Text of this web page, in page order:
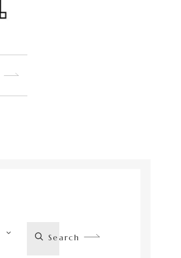
Search